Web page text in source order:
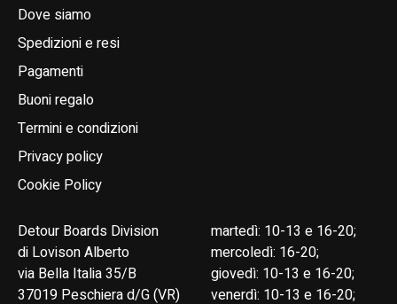
Dove siamo
Spedizioni e resi
Pagamenti
Buoni regalo
Termini e condizioni
Privacy policy
Cookie Policy
Detour Boards Division
di Lovison Alberto
via Bella Italia 35/B
37019 Peschiera d/G (VR)
martedì: 10-13 e 16-20;
mercoledì: 16-20;
giovedì: 10-13 e 16-20;
venerdì: 10-13 e 16-20;